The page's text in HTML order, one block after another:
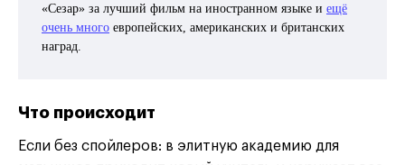
«Сезар» за лучший фильм на иностранном языке и ещё
очень много европейских, американских и британских
наград.
Что происходит
Если без спойлеров: в элитную академию для